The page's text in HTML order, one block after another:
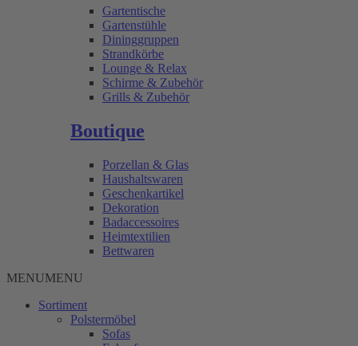
Gartentische
Gartenstühle
Dininggruppen
Strandkörbe
Lounge & Relax
Schirme & Zubehör
Grills & Zubehör
Boutique
Porzellan & Glas
Haushaltswaren
Geschenkartikel
Dekoration
Badaccessoires
Heimtextilien
Bettwaren
MENUMENU
Sortiment
Polstermöbel
Sofas